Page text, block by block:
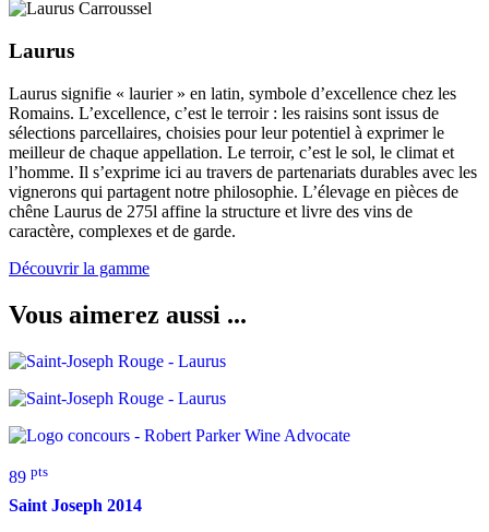
Laurus
Laurus signifie « laurier » en latin, symbole d’excellence chez les
Romains. L’excellence, c’est le terroir : les raisins sont issus de
sélections parcellaires, choisies pour leur potentiel à exprimer le
meilleur de chaque appellation. Le terroir, c’est le sol, le climat et
l’homme. Il s’exprime ici au travers de partenariats durables avec les
vignerons qui partagent notre philosophie. L’élevage en pièces de
chêne Laurus de 275l affine la structure et livre des vins de
caractère, complexes et de garde.
Découvrir la gamme
Vous aimerez aussi ...
89 pts
Saint Joseph 2014